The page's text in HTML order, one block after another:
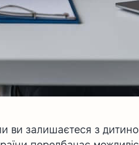
ви залишаєтеся з